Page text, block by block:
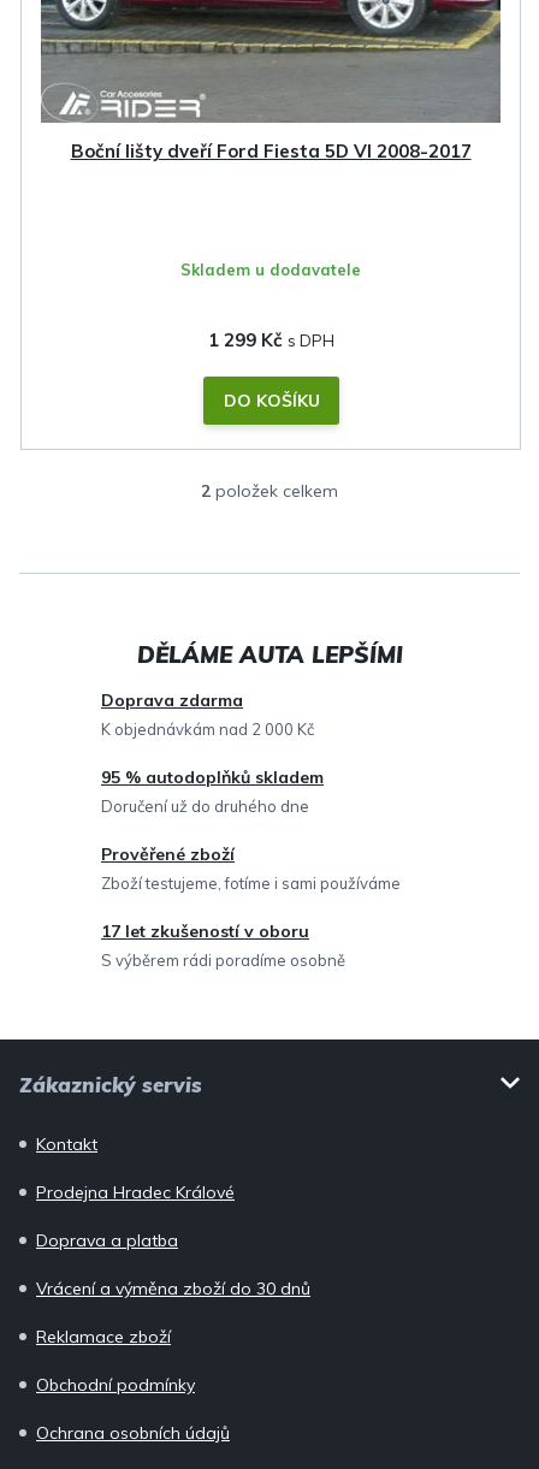
Boční lišty dveří Ford Fiesta 5D VI 2008-2017
Skladem u dodavatele
1 299 Kč
DO KOŠÍKU
O
l
a
í
p
r
y
v
ý
2 položek celkem
Doprava zdarma
K objednávkám nad 2 000 Kč
95 % autodoplňků skladem
Doručení už do druhého dne
Prověřené zboží
Zboží testujeme, fotíme i sami používáme
17 let zkušeností v oboru
S výběrem rádi poradíme osobně
Zákaznický servis
Kontakt
Prodejna Hradec Králové
Doprava a platba
Vrácení a výměna zboží do 30 dnů
Reklamace zboží
Obchodní podmínky
Ochrana osobních údajů